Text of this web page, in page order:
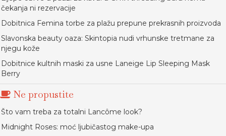
čekanja ni rezervacije
Dobitnica Femina torbe za plažu prepune prekrasnih proizvoda
Slavonska beauty oaza: Skintopia nudi vrhunske tretmane za
njegu kože
Dobitnice kultnih maski za usne Laneige Lip Sleeping Mask
Berry
Ne propustite
Što vam treba za totalni Lancôme look?
Midnight Roses: moć ljubičastog make-upa